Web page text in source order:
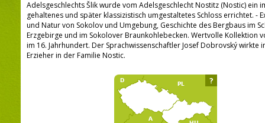
Adelsgeschlechts Šlik wurde vom Adelsgeschlecht Nostitz (Nostic) ein
gehaltenes und später klassizistisch umgestaltetes Schloss errichtet. -
und Natur von Sokolov und Umgebung, Geschichte des Bergbaus im
Erzgebirge und im Sokolover Braunkohlebecken. Wertvolle Kollektion
im 16. Jahrhundert. Der Sprachwissenschaftler Josef Dobrovský wirkte
Erzieher in der Familie Nostic.
?